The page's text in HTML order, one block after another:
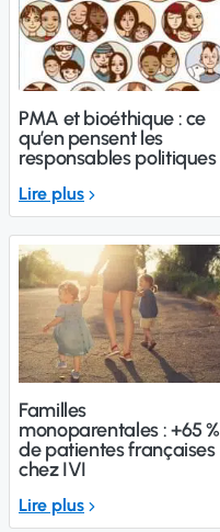
PMA et bioéthique : ce
qu’en pensent les
responsables politiques
Lire plus
Familles
monoparentales : +65 %
de patientes françaises
chez IVI
Lire plus